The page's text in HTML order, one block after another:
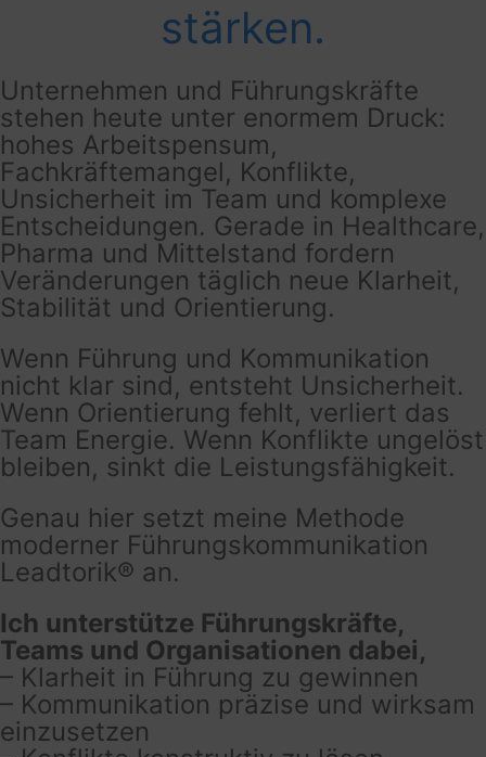
stärken.
Unternehmen und Führungskräfte
stehen heute unter enormem Druck:
hohes Arbeitspensum,
Fachkräftemangel, Konflikte,
Unsicherheit im Team und komplexe
Entscheidungen. Gerade in Healthcare,
Pharma und Mittelstand fordern
Veränderungen täglich neue Klarheit,
Stabilität und Orientierung.
Wenn Führung und Kommunikation
nicht klar sind, entsteht Unsicherheit.
Wenn Orientierung fehlt, verliert das
Team Energie. Wenn Konflikte ungelöst
bleiben, sinkt die Leistungsfähigkeit.
Genau hier setzt meine Methode
moderner Führungskommunikation
Leadtorik® an.
Ich unterstütze Führungskräfte,
Teams und Organisationen dabei,
– Klarheit in Führung zu gewinnen
– Kommunikation präzise und wirksam
einzusetzen